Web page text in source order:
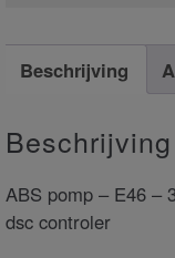
Beschrijving
Beschrijving
ABS pomp – E46 –
dsc controler